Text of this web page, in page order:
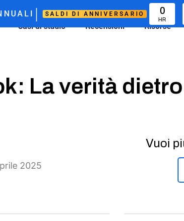
| SALDI DI ANNIVERSARIO 0
HR
Casi di studio Recensioni Risorse
La verità
2025
Vuoi